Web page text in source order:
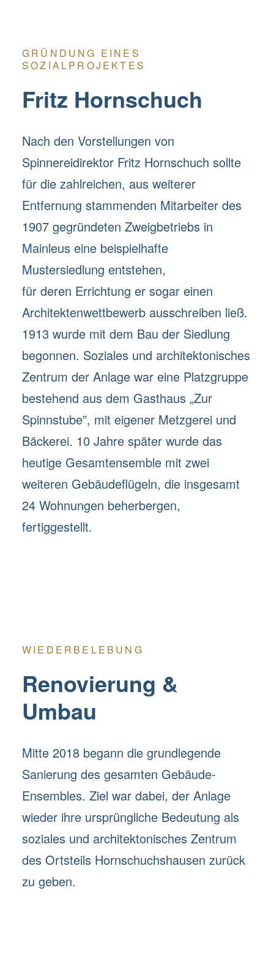
GRÜNDUNG EINES
SOZIALPROJEKTES
Fritz Hornschuch
Nach den Vorstellungen von
Spinnereidirektor Fritz Hornschuch sollte
für die zahlreichen, aus weiterer
Entfernung stammenden Mitarbeiter des
1907 gegründeten Zweigbetriebs in
Mainleus eine beispielhafte
Mustersiedlung entstehen,
für deren Errichtung er sogar einen
Architektenwettbewerb ausschreiben ließ.
1913 wurde mit dem Bau der Siedlung
begonnen. Soziales und architektonisches
Zentrum der Anlage war eine Platzgruppe
bestehend aus dem Gasthaus „Zur
Spinnstube”, mit eigener Metzgerei und
Bäckerei. 10 Jahre später wurde das
heutige Gesamtensemble mit zwei
weiteren Gebäudeflügeln, die insgesamt
24 Wohnungen beherbergen,
fertiggestellt.
WIEDERBELEBUNG
Renovierung &
Umbau
Mitte 2018 begann die grundlegende
Sanierung des gesamten Gebäude-
Ensembles. Ziel war dabei, der Anlage
wieder ihre ursprüngliche Bedeutung als
soziales und architektonisches Zentrum
des Ortsteils Hornschuchshausen zurück
zu geben.